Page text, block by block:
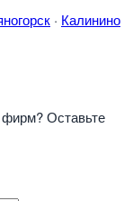
· Калинино
Оставьте